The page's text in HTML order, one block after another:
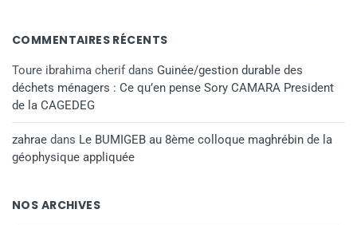
COMMENTAIRES RÉCENTS
Toure ibrahima cherifdans Guinée/gestion durable des
déchets ménagers : Ce qu’en pense Sory CAMARA President
de la CAGEDEG
zahrae dans Le BUMIGEB au 8ème colloque maghrébin de la
géophysique appliquée
NOS ARCHIVES